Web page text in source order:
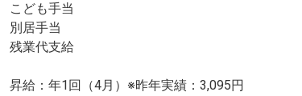
こども手当
別居手当
残業代支給
昇給：年1回（4月）※昨年実績：3,095円